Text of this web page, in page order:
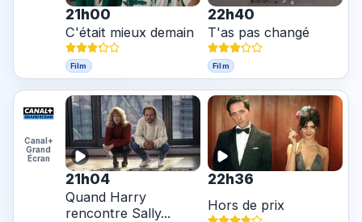
21h00
C'était mieux demain
Film
22h40
T'as pas changé
Film
Canal+
Grand
Écran
21h04
Quand Harry
rencontre Sally...
22h36
Hors de prix